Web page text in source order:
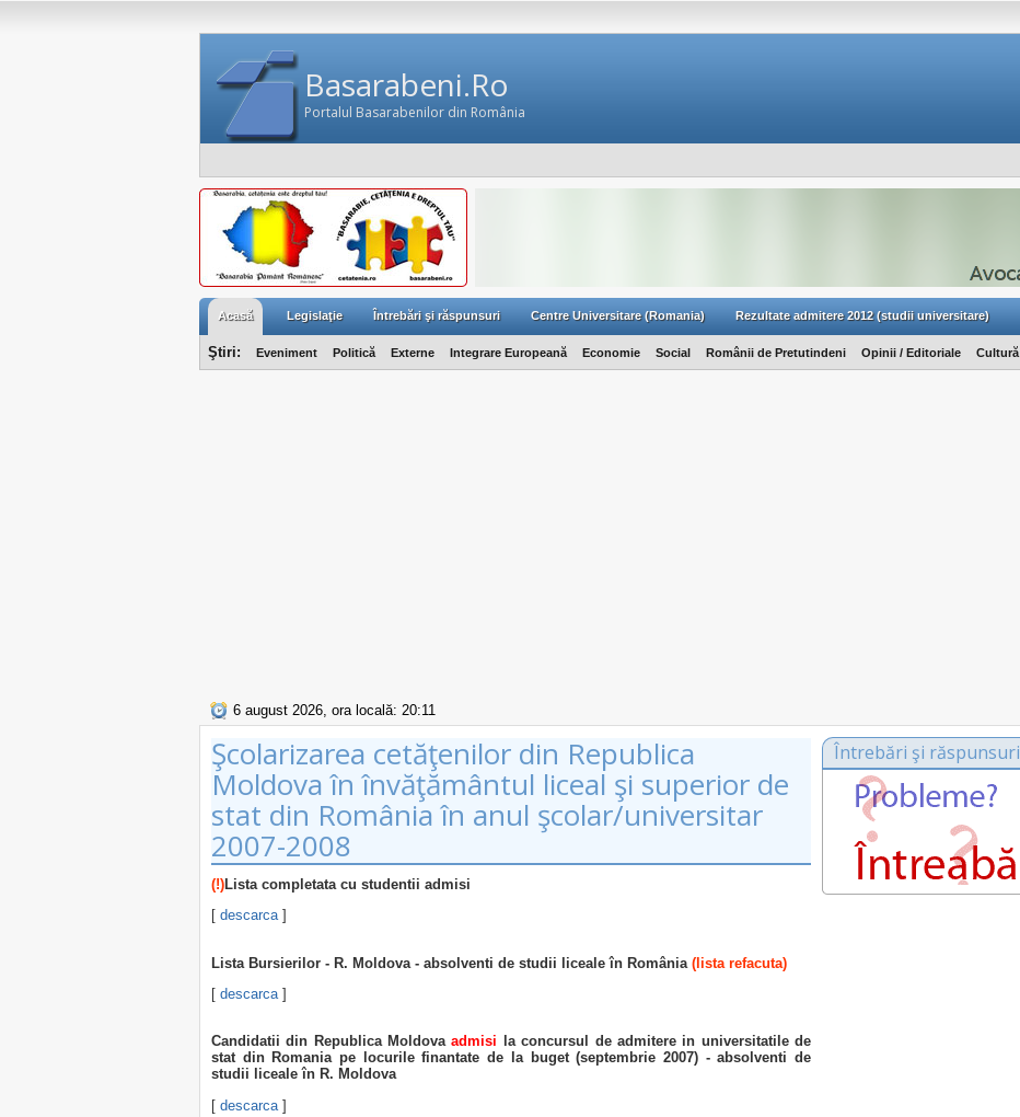
Basarabeni.Ro
Portalul Basarabenilor din România
Acasă Legislaţie Întrebări şi răspunsuri Centre Universitare (Romania) Rezultate admitere 2012 (studii universitare)
Ştiri: Eveniment Politică Externe Integrare Europeană Economie Social Românii de Pretutindeni Opinii / Editoriale Cultură
6 august 2026, ora locală: 20:11
Şcolarizarea cetăţenilor din Republica
Moldova în învăţământul liceal şi superior de
stat din România în anul şcolar/universitar
2007-2008
(!)Lista completata cu studentii admisi
[ descarca]
Lista Bursierilor - R. Moldova - absolventi de studii liceale în România (lista refacuta)
[ descarca ]
Candidatii din Republica Moldovaadmisi la concursul de admitere in universitatile de
stat din Romania pe locurile finantate de la buget (septembrie 2007) - absolventi de
studii liceale în R. Moldova
[ descarca ]
Întrebări şi răspunsuri